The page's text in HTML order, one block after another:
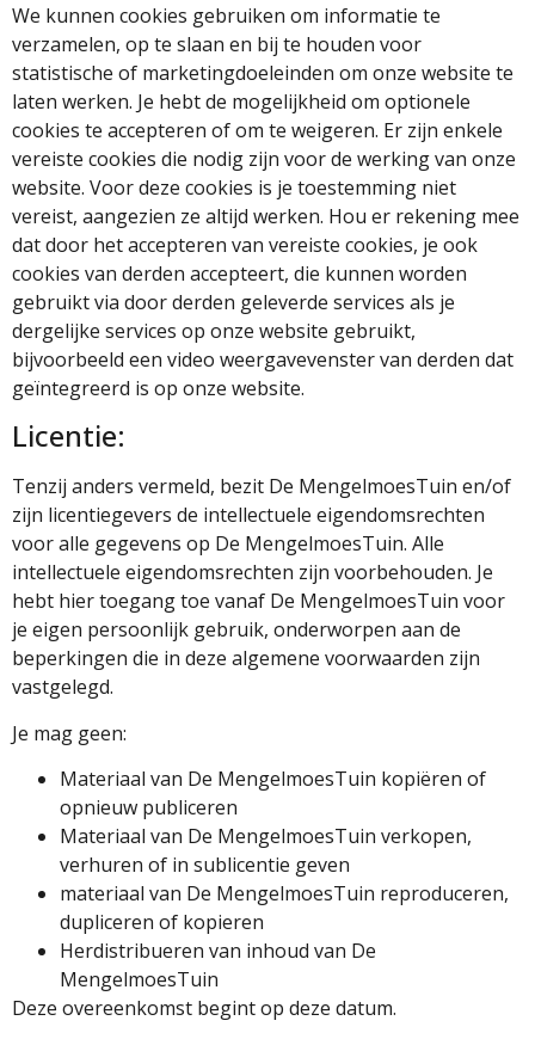
We kunnen cookies gebruiken om informatie te
verzamelen, op te slaan en bij te houden voor
statistische of marketingdoeleinden om onze website te
laten werken. Je hebt de mogelijkheid om optionele
cookies te accepteren of om te weigeren. Er zijn enkele
vereiste cookies die nodig zijn voor de werking van onze
website. Voor deze cookies is je toestemming niet
vereist, aangezien ze altijd werken. Hou er rekening mee
dat door het accepteren van vereiste cookies, je ook
cookies van derden accepteert, die kunnen worden
gebruikt via door derden geleverde services als je
dergelijke services op onze website gebruikt,
bijvoorbeeld een video weergavevenster van derden dat
geïntegreerd is op onze website.
Licentie:
Tenzij anders vermeld, bezit De MengelmoesTuin en/of
zijn licentiegevers de intellectuele eigendomsrechten
voor alle gegevens op De MengelmoesTuin. Alle
intellectuele eigendomsrechten zijn voorbehouden. Je
hebt hier toegang toe vanaf De MengelmoesTuin voor
je eigen persoonlijk gebruik, onderworpen aan de
beperkingen die in deze algemene voorwaarden zijn
vastgelegd.
Je mag geen:
Materiaal van De MengelmoesTuin kopiëren of
opnieuw publiceren
Materiaal van De MengelmoesTuin verkopen,
verhuren of in sublicentie geven
materiaal van De MengelmoesTuin reproduceren,
dupliceren of kopieren
Herdistribueren van inhoud van De
MengelmoesTuin
Deze overeenkomst begint op deze datum.